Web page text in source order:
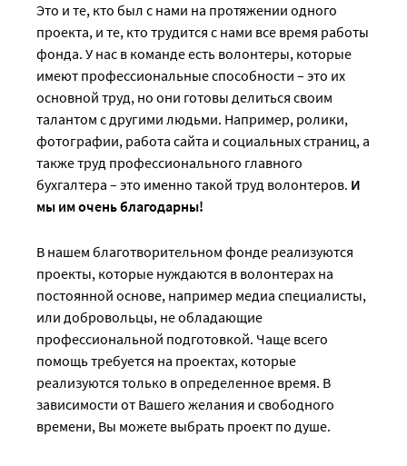
Это и те, кто был с нами на протяжении одного
проекта, и те, кто трудится с нами все время работы
фонда. У нас в команде есть волонтеры, которые
имеют профессиональные способности – это их
основной труд, но они готовы делиться своим
талантом с другими людьми. Например, ролики,
фотографии, работа сайта и социальных страниц, а
также труд профессионального главного
бухгалтера – это именно такой труд волонтеров. И
мы им очень благодарны!
В нашем благотворительном фонде реализуются
проекты, которые нуждаются в волонтерах на
постоянной основе, например медиа специалисты,
или добровольцы, не обладающие
профессиональной подготовкой. Чаще всего
помощь требуется на проектах, которые
реализуются только в определенное время. В
зависимости от Вашего желания и свободного
времени, Вы можете выбрать проект по душе.